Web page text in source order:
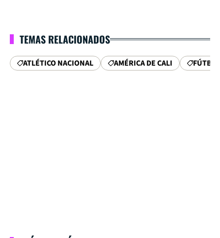
TEMAS RELACIONADOS
ATLÉTICO NACIONAL AMÉRICA DE CALI